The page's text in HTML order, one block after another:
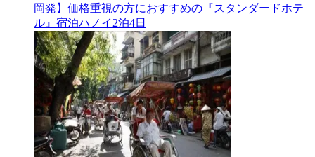
岡発】価格重視の方におすすめの『スタンダードホテ
ル』宿泊ハノイ2泊4日